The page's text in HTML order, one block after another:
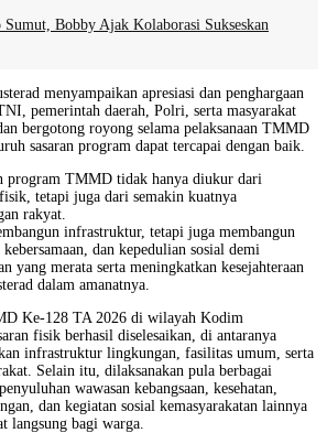
Bobby Ajak Kolaborasi Sukseskan
menyampaikan apresiasi dan penghargaan
pemerintah daerah, Polri, serta masyarakat
bergotong royong selama pelaksanaan TMMD
sasaran program dapat tercapai dengan baik.
program TMMD tidak hanya diukur dari
tetapi juga dari semakin kuatnya
rakyat.
infrastruktur, tetapi juga membangun
dan kepedulian sosial demi
yang merata serta meningkatkan kesejahteraan
dalam amanatnya.
Ke-128 TA 2026 di wilayah Kodim
fisik berhasil diselesaikan, di antaranya
infrastruktur lingkungan, fasilitas umum, serta
Selain itu, dilaksanakan pula berbagai
wawasan kebangsaan, kesehatan,
dan kegiatan sosial kemasyarakatan lainnya
langsung bagi warga.